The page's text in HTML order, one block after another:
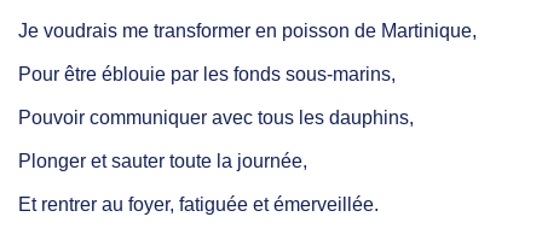
Je voudrais me transformer en poisson de Martinique,
Pour être éblouie par les fonds sous-marins,
Pouvoir communiquer avec tous les dauphins,
Plonger et sauter toute la journée,
Et rentrer au foyer, fatiguée et émerveillée.